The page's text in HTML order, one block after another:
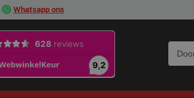
Whatsapp ons